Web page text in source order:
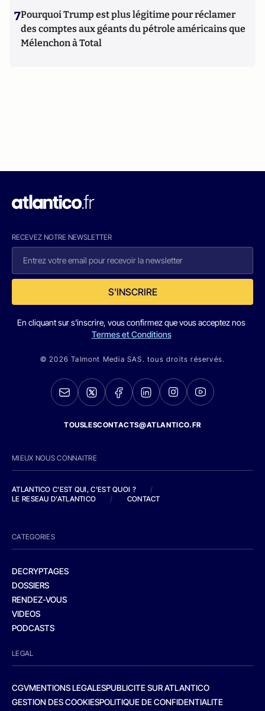
7Pourquoi Trump est plus légitime pour réclamer
des comptes aux géants du pétrole américains que
Mélenchon à Total
RECEVEZ NOTRE NEWSLETTER
S'INSCRIRE
En cliquant sur s'inscrire, vous confirmez que vous acceptez nos
Termes et Conditions
© 2026 Talmont Media SAS. tous droits réservés.
TOUSLESCONTACTS@ATLANTICO.FR
MIEUX NOUS CONNAITRE
ATLANTICO C'EST QUI, C'EST QUOI ?
/
LE RESEAU D'ATLANTICO
/ CONTACT
CATEGORIES
DECRYPTAGES
DOSSIERS
RENDEZ-VOUS
VIDEOS
PODCASTS
LEGAL
CGVMENTIONS LEGALESPUBLICITE SUR ATLANTICO
GESTION DES COOKIESPOLITIQUE DE CONFIDENTIALITE